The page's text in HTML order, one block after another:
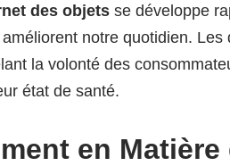
des objets se développe
notre quotidien.
la volonté des
état de santé.
en